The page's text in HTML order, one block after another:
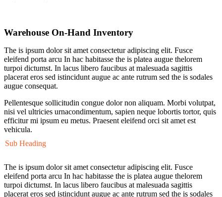
Warehouse On-Hand Inventory
The is ipsum dolor sit amet consectetur adipiscing elit. Fusce
eleifend porta arcu In hac habitasse the is platea augue thelorem
turpoi dictumst. In lacus libero faucibus at malesuada sagittis
placerat eros sed istincidunt augue ac ante rutrum sed the is sodales
augue consequat.
Pellentesque sollicitudin congue dolor non aliquam. Morbi volutpat,
nisi vel ultricies urnacondimentum, sapien neque lobortis tortor, quis
efficitur mi ipsum eu metus. Praesent eleifend orci sit amet est
vehicula.
Sub Heading
The is ipsum dolor sit amet consectetur adipiscing elit. Fusce
eleifend porta arcu In hac habitasse the is platea augue thelorem
turpoi dictumst. In lacus libero faucibus at malesuada sagittis
placerat eros sed istincidunt augue ac ante rutrum sed the is sodales